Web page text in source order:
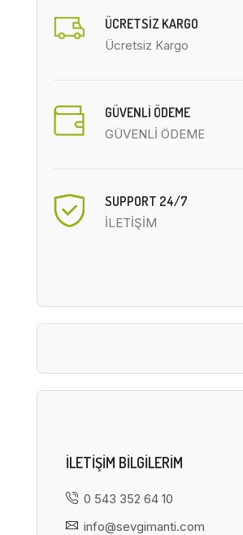
ÜCRETSIZ KARGO
Ücretsiz Kargo
GÜVENLİ ÖDEME
GÜVENLİ ÖDEME
SUPPORT 24/7
İLETİŞİM
ILETIŞIM BILGILERIM
0 543 352 64 10
info@sevgimanti.com